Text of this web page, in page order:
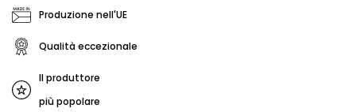
Produzione nell'UE
Qualità eccezionale
Il produttore
più popolare